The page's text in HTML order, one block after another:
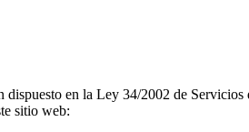
en la Ley 34/2002 de
sitio web: